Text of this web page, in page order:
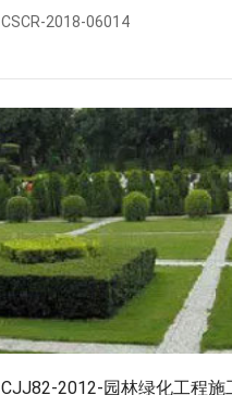
CSCR-2018-06014